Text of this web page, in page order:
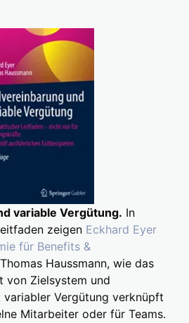
variable Vergütung. In
zeigen Eckhard Eyer
für Benefits &
Haussmann, wie das
von Zielsystem und
variabler Vergütung verknüpft
Mitarbeiter oder für Teams.